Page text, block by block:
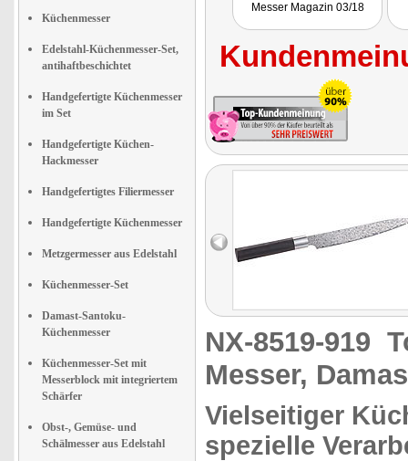
Küchenmesser
Edelstahl-Küchenmesser-Set,
antihaftbeschichtet
Handgefertigte Küchenmesser
im Set
Handgefertigte Küchen-
Hackmesser
Handgefertigtes Filiermesser
Handgefertigte Küchenmesser
Metzgermesser aus Edelstahl
Küchenmesser-Set
Damast-Santoku-
Küchenmesser
Küchenmesser-Set mit
Messerblock mit integriertem
Schärfer
Obst-, Gemüse- und
Schälmesser aus Edelstahl
wirkten überzeugend."
Messer Magazin 03/18
NX-8519-919
Messer,
Vielseitiger
spezielle